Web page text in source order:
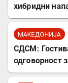
хибридни
МАКЕДОНИЈА
СДСМ:
одговорност